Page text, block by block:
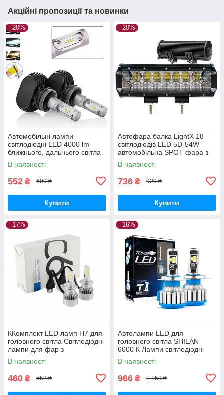
Акційні пропозиції та новинки
–20%
Автомобільні лампи
світлодіодні LED 4000 lm
ближнього, дальнього світла
RIAS S1-H11 потужні лампи
для фар
В наявності
552 ₴ 690 ₴
Купити
–20%
Автофара балка LightX 18
світлодіодів LED 5D-54W
автомобільна SPOT фара з
регулюванням нахилу
Чорний
В наявності
736 ₴ 920 ₴
Купити
–17%
ККомплект LED ламп H7 для
головного світла Світлодіодні
лампи для фар з
вентилятором Автолампи 12v
COB
В наявності
460 ₴ 552 ₴
–16%
Автолампи LED для
головного світла SHILAN
6000 К Лампи світлодіодні
LED для фар патрон H4 тип
T1
В наявності
966 ₴ 1 150 ₴